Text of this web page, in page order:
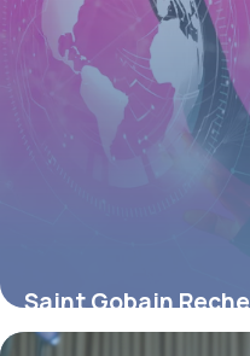
Saint Gobain
10 mai 2026